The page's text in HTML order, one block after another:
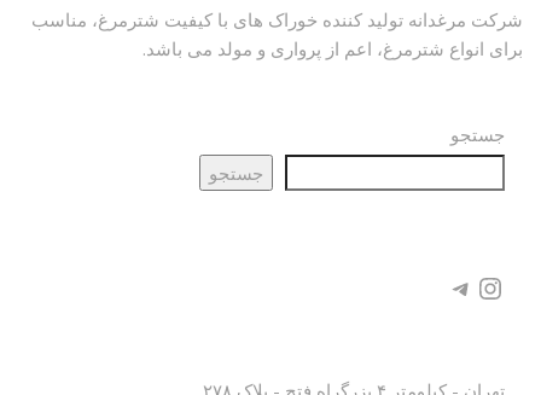
شرکت مرغدانه تولید کننده خوراک های با کیفیت شترمرغ، مناسب
برای انواع شترمرغ، اعم از پرواری و مولد می باشد.
جستجو
جستجو
اینستاگرم
تلگرام
تهران - کیلومتر ۴ بزرگراه فتح - پلاک ۲۷۸